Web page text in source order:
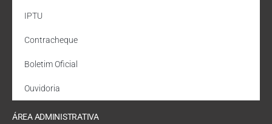
IPTU
Contracheque
Boletim Oficial
Ouvidoria
ÁREA ADMINISTRATIVA